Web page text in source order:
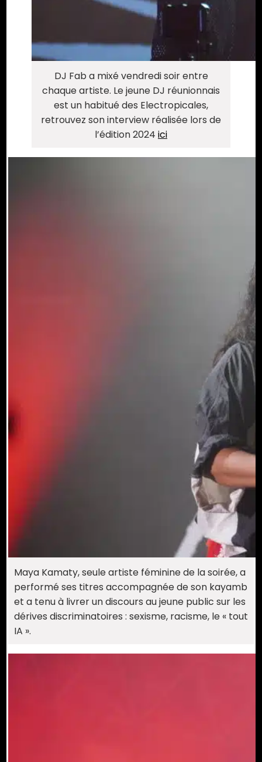
DJ Fab a mixé vendredi soir entre
chaque artiste. Le jeune DJ réunionnais
est un habitué des Electropicales,
retrouvez son interview réalisée lors de
l’édition 2024 ici
Maya Kamaty, seule artiste féminine de la soirée, a
performé ses titres accompagnée de son kayamb
et a tenu à livrer un discours au jeune public sur les
dérives discriminatoires : sexisme, racisme, le « tout
IA ».